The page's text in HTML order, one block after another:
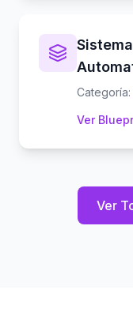
Categoría:
Ver
Ver